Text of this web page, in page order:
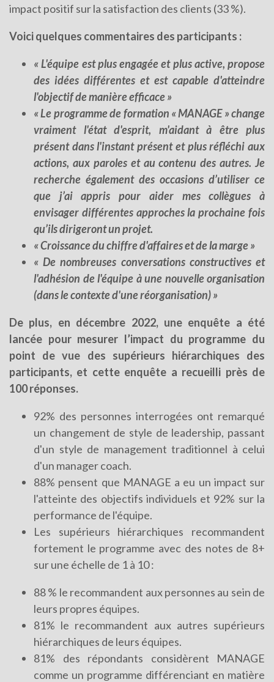
impact positif sur la satisfaction des clients (33 %).
Voici quelques commentaires des participants :
« L'équipe est plus engagée et plus active, propose
des idées différentes et est capable d'atteindre
l'objectif de manière efficace »
« Le programme de formation « MANAGE » change
vraiment l'état d'esprit, m'aidant à être plus
présent dans l'instant présent et plus réfléchi aux
actions, aux paroles et au contenu des autres. Je
recherche également des occasions d’utiliser ce
que j’ai appris pour aider mes collègues à
envisager différentes approches la prochaine fois
qu’ils dirigeront un projet.
« Croissance du chiffre d'affaires et de la marge »
« De nombreuses conversations constructives et
l'adhésion de l'équipe à une nouvelle organisation
(dans le contexte d'une réorganisation) »
De plus, en décembre 2022, une enquête a été
lancée pour mesurer l’impact du programme du
point de vue des supérieurs hiérarchiques des
participants, et cette enquête a recueilli près de
100 réponses.
92% des personnes interrogées ont remarqué
un changement de style de leadership, passant
d'un style de management traditionnel à celui
d'un manager coach.
88% pensent que MANAGE a eu un impact sur
l'atteinte des objectifs individuels et 92% sur la
performance de l'équipe.
Les supérieurs hiérarchiques recommandent
fortement le programme avec des notes de 8+
sur une échelle de 1 à 10 :
88 % le recommandent aux personnes au sein de
leurs propres équipes.
81% le recommandent aux autres supérieurs
hiérarchiques de leurs équipes.
81% des répondants considèrent MANAGE
comme un programme différenciant en matière